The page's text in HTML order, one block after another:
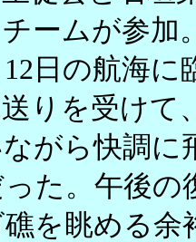
ームが参加
日の航海に
りを受けて
がら快調
た。午後
を眺める